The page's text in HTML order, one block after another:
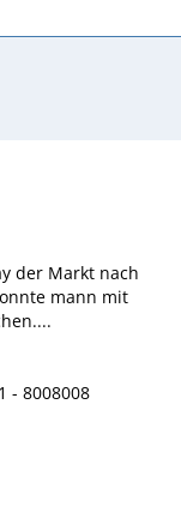
der Markt nach
mann mit
- 8008008